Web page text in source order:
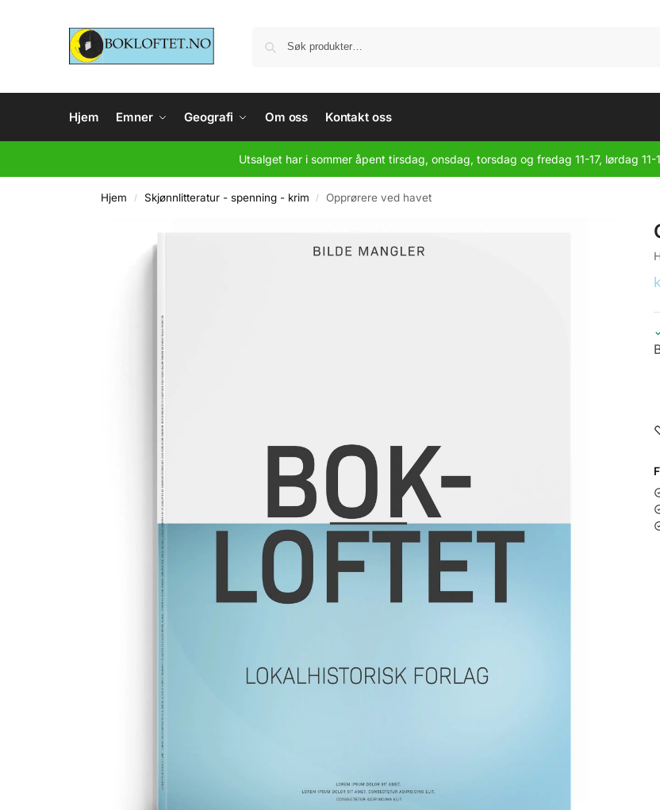
Hjem Emner Geografi Om oss Kontakt oss
Utsalget har i sommer åpent tirsdag, onsdag, torsdag og fredag 11-17, lørdag
Hjem / Skjønnlitteratur - spenning - krim / Opprørere ved havet